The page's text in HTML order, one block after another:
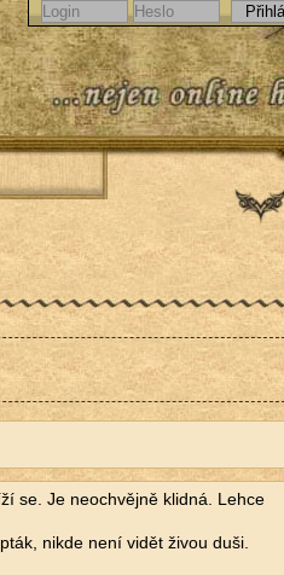
se. Je neochvějně klidná. Lehce
nikde není vidět živou duši.